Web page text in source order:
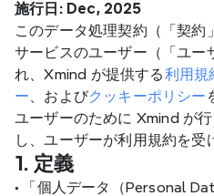
施行日: Dec, 2025
このデータ処理契約（「契
サービスのユーザー（「ユー
れ、Xmind が提供する利用規
ー 、およびクッキーポリシー
ユーザーのために Xmind が
し、ユーザーが利用規約を受
1. 定義
• 「個人データ（Personal